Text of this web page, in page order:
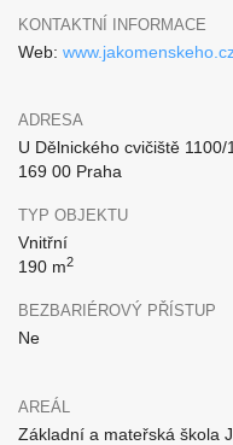
KONTAKTNÍ INFORMACE
Web:
ADRESA
U Dělnického cvičiště 1100/1
169 00 Praha
TYP OBJEKTU
Vnitřní
190 m2
BEZBARIÉROVÝ PŘÍSTUP
Ne
AREÁL
Základní a mateřská škola